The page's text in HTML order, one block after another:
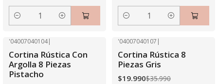
Cantidad Cantidad
'04007040104|
Cortina Rústica Con
Argolla 8 Piezas
Pistacho
'04007040107 |
Cortina Rústica 8
Piezas Gris
$19.990$35.990